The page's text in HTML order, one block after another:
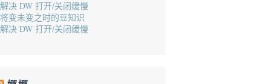
解决 DW 打开/关闭缓慢
将变未变之时的豆知识
解决 DW 打开/关闭缓慢